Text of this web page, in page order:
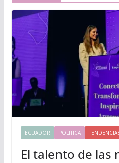
ECUADOR POLITICA
El talento de las